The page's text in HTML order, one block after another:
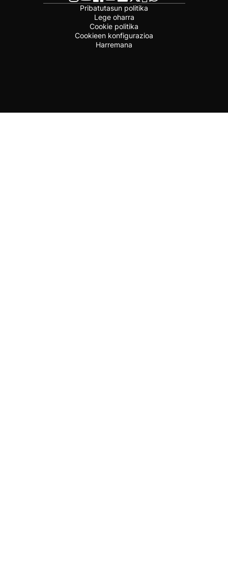
Pribatutasun politika
Lege oharra
Cookie politika
Cookieen konfigurazioa
Harremana